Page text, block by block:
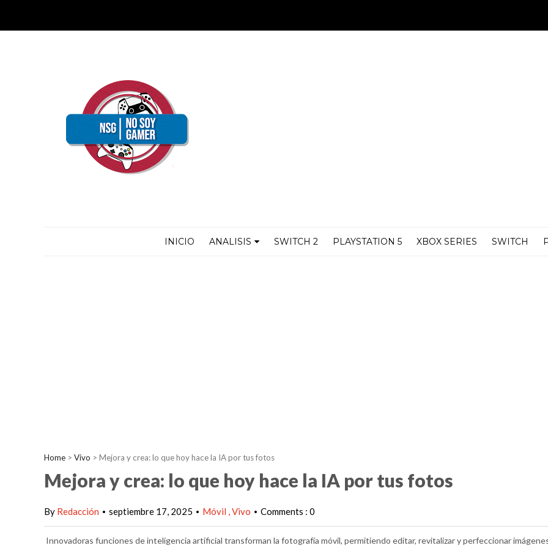
INICIO ANALISIS SWITCH 2 PLAYSTATION 5 XBOX SERIES SWITCH
Home > Vivo > Mejora y crea: lo que hoy hace la IA por tus fotos
Mejora y crea: lo que hoy hace la IA por tus fotos
By Redacción • septiembre 17, 2025 • Móvil Vivo • Comments : 0
Innovadoras funciones de inteligencia artificial transforman la fotografía móvil, permitiendo editar, revitalizar y perfeccionar